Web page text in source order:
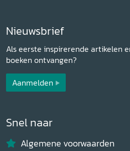
Nieuwsbrief
Als eerste inspirerende artikelen
boeken ontvangen?
Aanmelden
Snel naar
Algemene voorwaarden